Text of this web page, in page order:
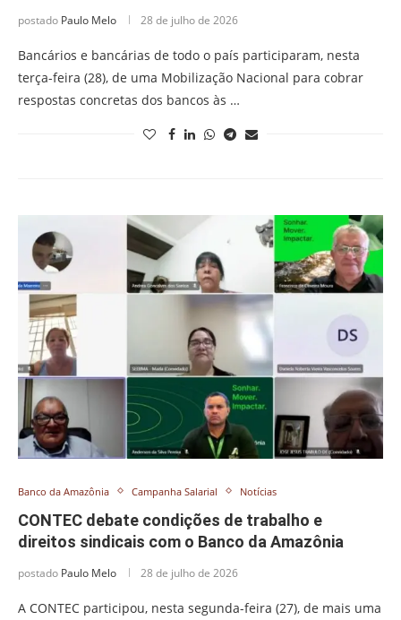
postado Paulo Melo 28 de julho de 2026
Bancários e bancárias de todo o país participaram, nesta
terça-feira (28), de uma Mobilização Nacional para cobrar
respostas concretas dos bancos às …
Banco da Amazônia Campanha Salarial Notícias
CONTEC debate condições de trabalho e
direitos sindicais com o Banco da Amazônia
postado Paulo Melo 28 de julho de 2026
A CONTEC participou, nesta segunda-feira (27), de mais uma